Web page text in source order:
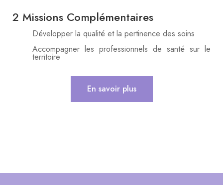
2 Missions Complémentaires
Développer la qualité et la pertinence des soins
Accompagner les professionnels de santé sur le
territoire
En savoir plus